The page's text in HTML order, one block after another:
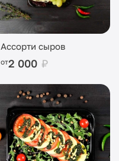
Ассорти сыров
от2 000 ₽